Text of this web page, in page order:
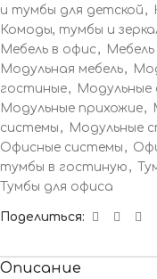
и тумбы для детской ,
Комоды, тумбы и
Мебель в офис,
Модульная мебель,
гостиные, Модульные
Модульные прихожие,
системы , Модульные
Офисные системы ,
тумбы в гостиную ,
Тумбы для офиса
Поделиться:
Описание